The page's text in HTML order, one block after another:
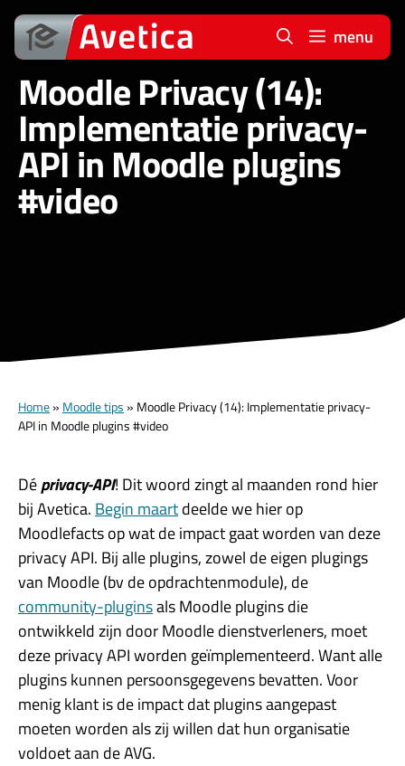
Ga
naar
de
inhoud
menu
Moodle Privacy (14):
Implementatie privacy-
API in Moodle plugins
#video
Home» Moodle tips » Moodle Privacy (14): Implementatie privacy-
API in Moodle plugins #video
Déprivacy-API! Dit woord zingt al maanden rond hier
bij Avetica. Begin maartdeelde we hier op
Moodlefacts op wat de impact gaat worden van deze
privacy API. Bij alle plugins, zowel de eigen plugings
van Moodle (bv de opdrachtenmodule), de
community-pluginsals Moodle plugins die
ontwikkeld zijn door Moodle dienstverleners, moet
deze privacy API worden geïmplementeerd. Want alle
plugins kunnen persoonsgegevens bevatten. Voor
menig klant is de impact dat plugins aangepast
moeten worden als zij willen dat hun organisatie
voldoet aan de AVG.